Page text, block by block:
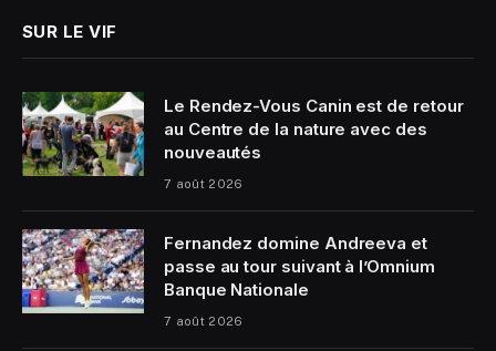
SUR LE VIF
Le Rendez-Vous Canin est de retour
au Centre de la nature avec des
nouveautés
7 août 2026
Fernandez domine Andreeva et
passe au tour suivant à l’Omnium
Banque Nationale
7 août 2026